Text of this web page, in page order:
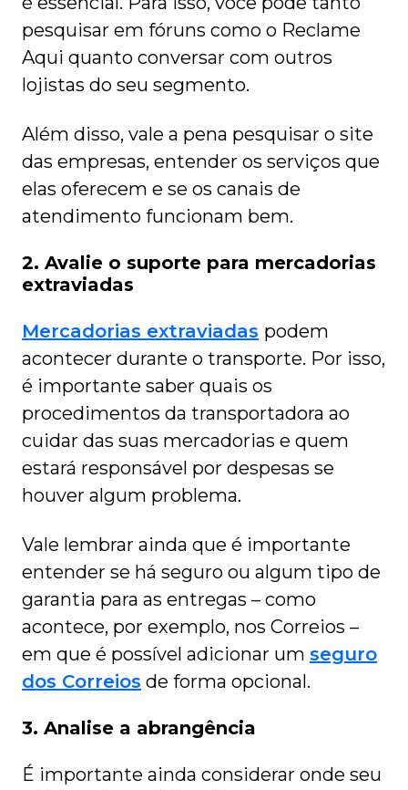
pesquisar em fóruns como o Reclame
Aqui quanto conversar com outros
lojistas do seu segmento.
Além disso, vale a pena pesquisar o site
das empresas, entender os serviços que
elas oferecem e se os canais de
atendimento funcionam bem.
2. Avalie o suporte para mercadorias
extraviadas
Mercadorias extraviadas podem
acontecer durante o transporte. Por isso,
é importante saber quais os
procedimentos da transportadora ao
cuidar das suas mercadorias e quem
estará responsável por despesas se
houver algum problema.
Vale lembrar ainda que é importante
entender se há seguro ou algum tipo de
garantia para as entregas – como
acontece, por exemplo, nos Correios –
em que é possível adicionar um seguro
dos Correios de forma opcional.
3. Analise a abrangência
É importante ainda considerar onde seu